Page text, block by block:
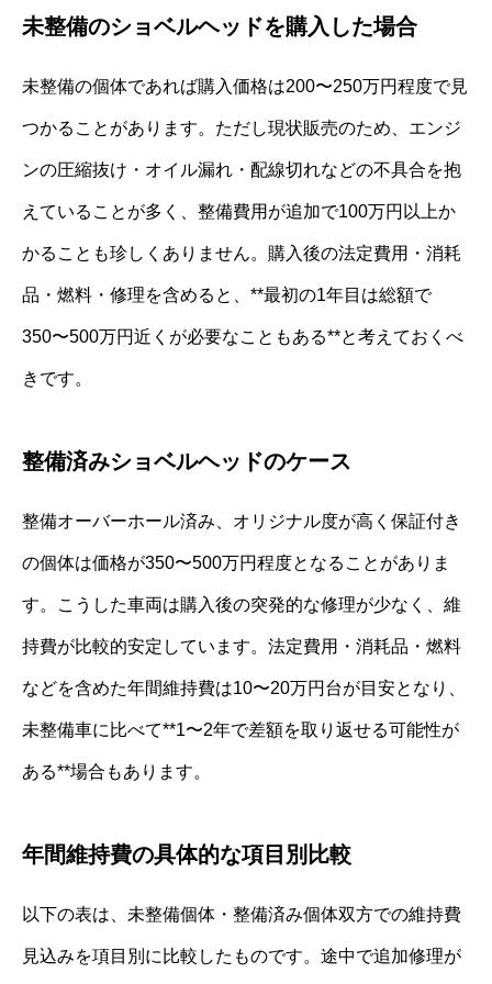
未整備のショベルヘッドを購入した場合
未整備の個体であれば購入価格は200〜250万円程度で見
つかることがあります。ただし現状販売のため、エンジ
ンの圧縮抜け・オイル漏れ・配線切れなどの不具合を抱
えていることが多く、整備費用が追加で100万円以上か
かることも珍しくありません。購入後の法定費用・消耗
品・燃料・修理を含めると、**最初の1年目は総額で
350〜500万円近くが必要なこともある**と考えておくべ
きです。
整備済みショベルヘッドのケース
整備オーバーホール済み、オリジナル度が高く保証付き
の個体は価格が350〜500万円程度となることがありま
す。こうした車両は購入後の突発的な修理が少なく、維
持費が比較的安定しています。法定費用・消耗品・燃料
などを含めた年間維持費は10〜20万円台が目安となり、
未整備車に比べて**1〜2年で差額を取り返せる可能性が
ある**場合もあります。
年間維持費の具体的な項目別比較
以下の表は、未整備個体・整備済み個体双方での維持費
見込みを項目別に比較したものです。途中で追加修理が